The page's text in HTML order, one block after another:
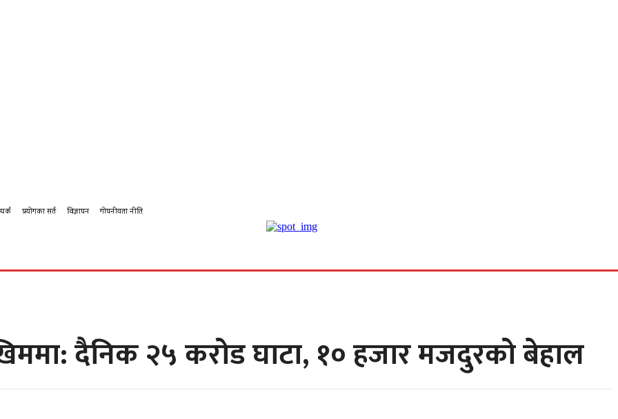
प्रयोगका सर्त विज्ञापन गोपनीयता नीति
दैनिक २५ करोड घाटा, १० हजार मजदुरको बेहाल